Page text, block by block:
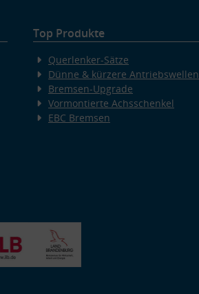
Top Produkte
Querlenker-Sätze
Dünne & kürzere Antriebswellen
Bremsen-Upgrade
Vormontierte Achsschenkel
EBC Bremsen